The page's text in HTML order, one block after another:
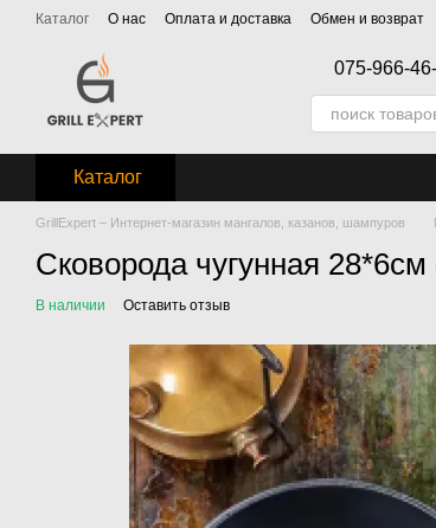
Перейти к основному контенту
Каталог О нас Оплата и доставка Обмен и возврат
075-966-
Каталог
GrillExpert – Интернет-магазин мангалов, казанов, шампуров
Сковорода чугунная
В наличии Оставить отзыв